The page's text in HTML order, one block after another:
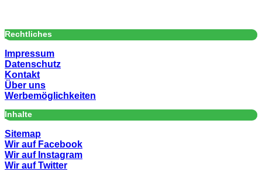
Rechtliches
Impressum
Datenschutz
Kontakt
Über uns
Werbemöglichkeiten
Inhalte
Sitemap
Wir auf Facebook
Wir auf Instagram
Wir auf Twitter